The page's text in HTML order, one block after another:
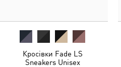
Кросівки Fade LS
Sneakers Unisex